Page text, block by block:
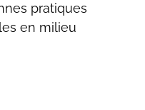
pratiques
en milieu